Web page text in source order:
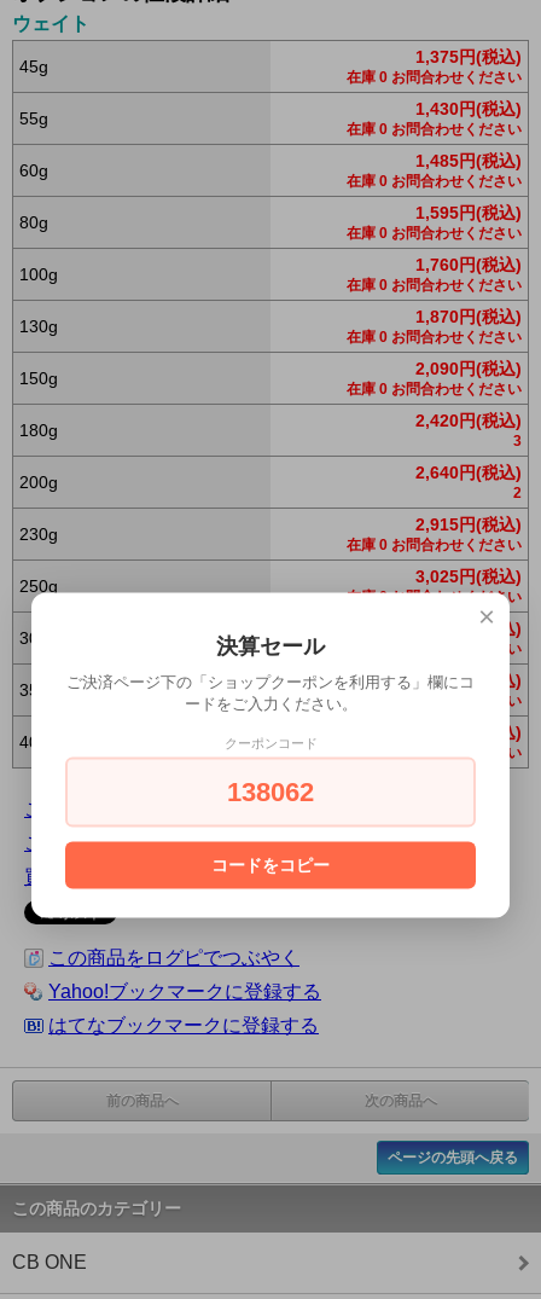
ウェイト
45g 1,375円(税込)
在庫 0 お問合わせください
55g 1,430円(税込)
在庫 0 お問合わせください
60g 1,485円(税込)
在庫 0 お問合わせください
80g 1,595円(税込)
在庫 0 お問合わせください
100g 1,760円(税込)
在庫 0 お問合わせください
130g 1,870円(税込)
在庫 0 お問合わせください
150g 2,090円(税込)
在庫 0 お問合わせください
180g 2,420円(税込)
3
200g 2,640円(税込)
2
230g 2,915円(税込)
在庫 0 お問合わせください
250g 3,025円(税込)
在庫 0 お問合わせください
300g 3,300円(税込)
在庫 0 お問合わせください
350g 3,630円(税込)
在庫 0 お問合わせください
400g 3,960円(税込)
在庫 0 お問合わせください
この商品について問い合わせる
この商品を友達に教える
買い物を続ける
この商品をログピでつぶやく
Yahoo!ブックマークに登録する
はてなブックマークに登録する
前の商品へ 次の商品へ
ページの先頭へ戻る
この商品のカテゴリー
CB ONE
×
決算セール
ご決済ページ下の「ショップクーポンを利用する」欄にコ
ードをご入力ください。
クーポンコード
138062
コードをコピー